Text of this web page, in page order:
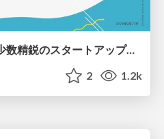
【Notion ✕ PM Club】少数精鋭のスタートアップ開発組織におけるNotion活用事例 ～プロダクトバックログからスプリントに至るまで～
2 1.2k